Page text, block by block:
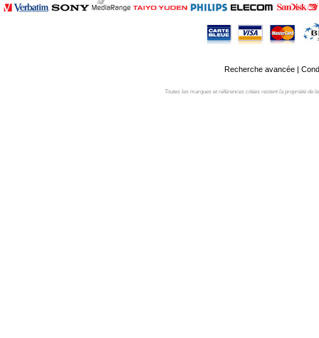
Recherche avancée|
Toutes les marques et références citées restent la propriété de